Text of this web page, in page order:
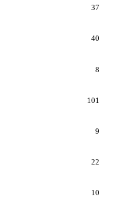
37
40
8
101
9
22
10